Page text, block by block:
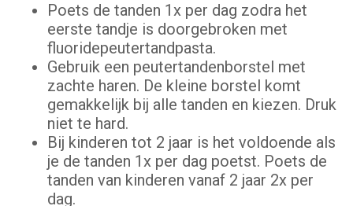
Poets de tanden 1x per dag zodra het
eerste tandje is doorgebroken met
fluoridepeutertandpasta.
Gebruik een peutertandenborstel met
zachte haren. De kleine borstel komt
gemakkelijk bij alle tanden en kiezen. Druk
niet te hard.
Bij kinderen tot 2 jaar is het voldoende als
je de tanden 1x per dag poetst. Poets de
tanden van kinderen vanaf 2 jaar 2x per
dag.